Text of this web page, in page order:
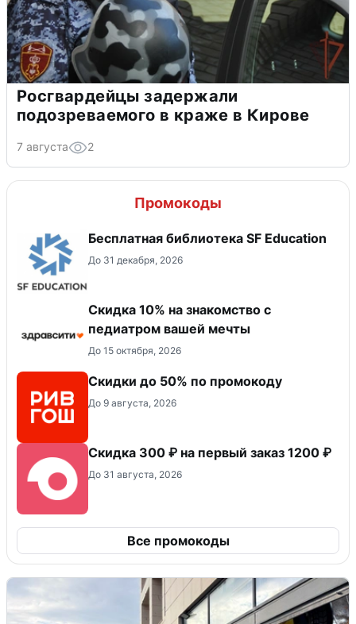
Росгвардейцы задержали
подозреваемого в краже в Кирове
7 августа 2
Промокоды
Бесплатная библиотека SF Education
До 31 декабря, 2026
Скидка 10% на знакомство с
педиатром вашей мечты
До 15 октября, 2026
Скидки до 50% по промокоду
До 9 августа, 2026
Скидка 300 ₽ на первый заказ 1200 ₽
До 31 августа, 2026
Все промокоды